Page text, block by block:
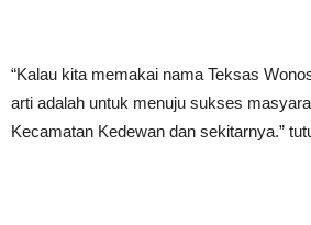
“Kalau kita memakai nama Teksas
arti adalah untuk menuju sukses
Kecamatan Kedewan dan sekitarnya.”